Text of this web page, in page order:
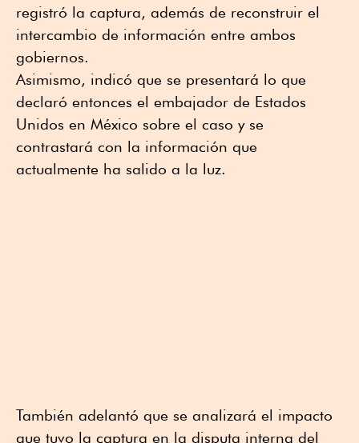
registró la captura, además de reconstruir el
intercambio de información entre ambos
gobiernos.
Asimismo, indicó que se presentará lo que
declaró entonces el embajador de Estados
Unidos en México sobre el caso y se
contrastará con la información que
actualmente ha salido a la luz.
También adelantó que se analizará el impacto
que tuvo la captura en la disputa interna del